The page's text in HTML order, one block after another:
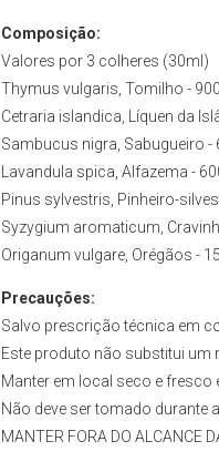
Composição:
Valores por 3 colheres (30ml)
Thymus vulgaris, Tomilho -
Cetraria islandica, Líquen da
Sambucus nigra, Sabugueiro -
Lavandula spica, Alfazema -
Pinus sylvestris, Pinheiro-
Syzygium aromaticum,
Origanum vulgare, Orégãos -
Precauções:
Salvo prescrição técnica em
Este produto não substitui um
Manter em local seco e fresco
Não deve ser tomado durante
MANTER FORA DO ALCANCE